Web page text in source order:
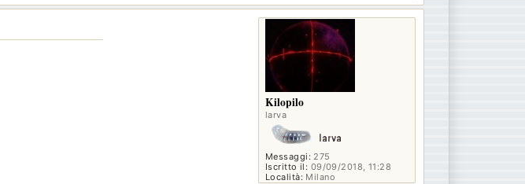
o
Kilopilo
larva
Messaggi: 275
Iscritto il: 09/09/2018, 11:28
Località: Milano